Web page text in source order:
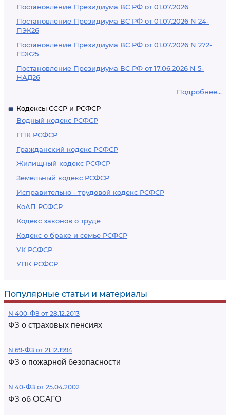
Постановление Президиума ВС РФ от 01.07.2026
Постановление Президиума ВС РФ от 01.07.2026 N 24-
ПЭК26
Постановление Президиума ВС РФ от 01.07.2026 N 272-
ПЭК25
Постановление Президиума ВС РФ от 17.06.2026 N 5-
НАД26
Подробнее...
Кодексы СССР и РСФСР
Водный кодекс РСФСР
ГПК РСФСР
Гражданский кодекс РСФСР
Жилищный кодекс РСФСР
Земельный кодекс РСФСР
Исправительно - трудовой кодекс РСФСР
КоАП РСФСР
Кодекс законов о труде
Кодекс о браке и семье РСФСР
УК РСФСР
УПК РСФСР
Популярные статьи и материалы
N 400-ФЗ от 28.12.2013
ФЗ о страховых пенсиях
N 69-ФЗ от 21.12.1994
ФЗ о пожарной безопасности
N 40-ФЗ от 25.04.2002
ФЗ об ОСАГО